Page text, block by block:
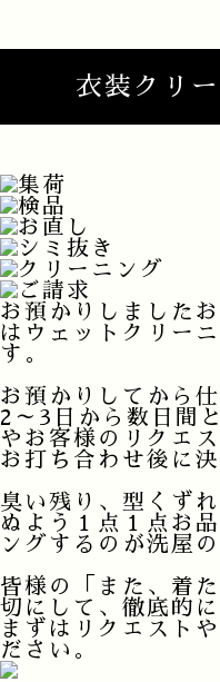
衣装クリ
お預かりしました
はウェットクリー
す。
お預かりしてから
2～3日から数日間
やお客様のリクエ
お打ち合わせ後に
臭い残り、型くず
ぬよう１点１点お
ングするのが洗屋
皆様の「また、着
切にして、徹底的
まずはリクエスト
ださい。